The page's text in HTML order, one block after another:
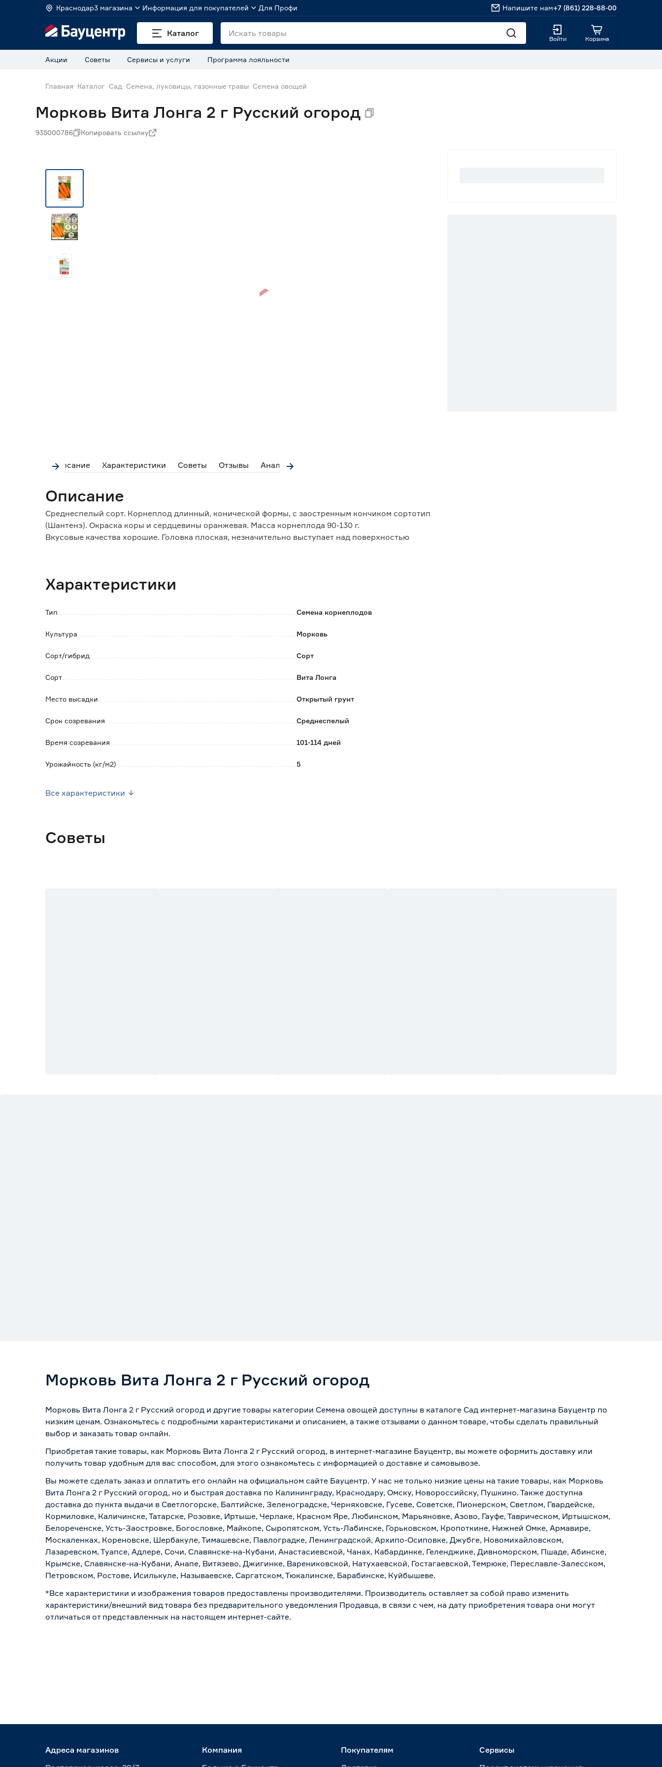
Краснодар3 магазина Информация для покупателей Для Профи Напишите нам+7 (861) 228-88-00
Каталог
Войти Корзина
Акции Советы Сервисы и услуги Программа лояльности
Главная Каталог Сад Семена, луковицы, газонные травы Семена овощей
Морковь Вита Лонга 2 г Русский огород
935000786 Копировать ссылку
Описание Характеристики Советы Отзывы Аналоги
Описание
Среднеспелый сорт. Корнеплод длинный, конической формы, с заостренным кончиком сортотип
(Шантенэ). Окраска коры и сердцевины оранжевая. Масса корнеплода 90-130 г.
Вкусовые качества хорошие. Головка плоская, незначительно выступает над поверхностью
Характеристики
Тип Семена корнеплодов
Культура Морковь
Сорт/гибрид Сорт
Сорт Вита Лонга
Место высадки Открытый грунт
Срок созревания Среднеспелый
Время созревания 101-114 дней
Урожайность (кг/м2) 5
Все характеристики
Советы
Морковь Вита Лонга 2 г Русский огород
Морковь Вита Лонга 2 г Русский огород и другие товары категории Семена овощей доступны в каталоге Сад интернет-магазина Бауцентр по
низким ценам. Ознакомьтесь с подробными характеристиками и описанием, а также отзывами о данном товаре, чтобы сделать правильный
выбор и заказать товар онлайн.
Приобретая такие товары, как Морковь Вита Лонга 2 г Русский огород, в интернет-магазине Бауцентр, вы можете оформить доставку или
получить товар удобным для вас способом, для этого ознакомьтесь с информацией о доставке и самовывозе.
Вы можете сделать заказ и оплатить его онлайн на официальном сайте Бауцентр. У нас не только низкие цены на такие товары, как Морковь
Вита Лонга 2 г Русский огород, но и быстрая доставка по Калининграду, Краснодару, Омску, Новороссийску, Пушкино. Также доступна
доставка до пункта выдачи в Светлогорске, Балтийске, Зеленоградске, Черняховске, Гусеве, Советске, Пионерском, Светлом, Гвардейске,
Кормиловке, Каличинске, Татарске, Розовке, Иртыше, Черлаке, Красном Яре, Любинском, Марьяновке, Азово, Гауфе, Таврическом, Иртышском,
Белореченске, Усть-Заостровке, Богословке, Майкопе, Сыропятском, Усть-Лабинске, Горьковском, Кропоткине, Нижней Омке, Армавире,
Москаленках, Кореновске, Шербакуле, Тимашевске, Павлоградке, Ленинградской, Архипо-Осиповке, Джубге, Новомихайловском,
Лазаревском, Туапсе, Адлере, Сочи, Славянске-на-Кубани, Анастасиевской, Чанах, Кабардинке, Геленджике, Дивноморском, Пшаде, Абинске,
Крымске, Славянске-на-Кубани, Анапе, Витязево, Джигинке, Варениковской, Натухаевской, Гостагаевской, Темрюке, Переславле-Залесском,
Петровском, Ростове, Исилькуле, Называевске, Саргатском, Тюкалинске, Барабинске, Куйбышеве.
*Все характеристики и изображения товаров предоставлены производителями. Производитель оставляет за собой право изменить
характеристики/внешний вид товара без предварительного уведомления Продавца, в связи с чем, на дату приобретения товара они могут
отличаться от представленных на настоящем интернет-сайте.
Адреса магазинов
Компания
Покупателям
Сервисы